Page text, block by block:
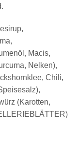
Macis,
Nelken),
Chili,
(Karotten,